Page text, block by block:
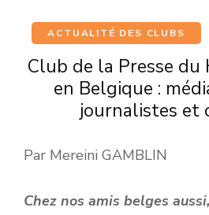
ACTUALITÉ DES CLUBS
Club de la Presse
en Belgique :
journalistes et
Par Mereini GAMBLIN
Chez nos amis belges